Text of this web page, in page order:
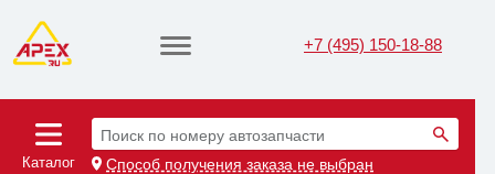
+7 (495) 150-18-88
Каталог
Поиск по номеру автозапчасти
Способ получения заказа не выбран